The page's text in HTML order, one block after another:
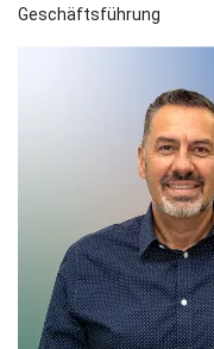
Geschäftsführung